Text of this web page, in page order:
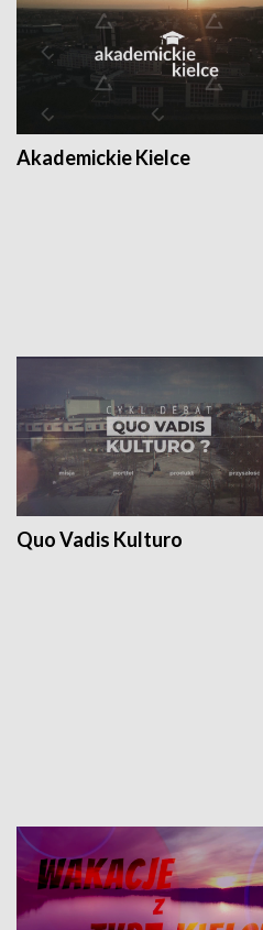
Akademickie Kielce
Quo Vadis Kulturo